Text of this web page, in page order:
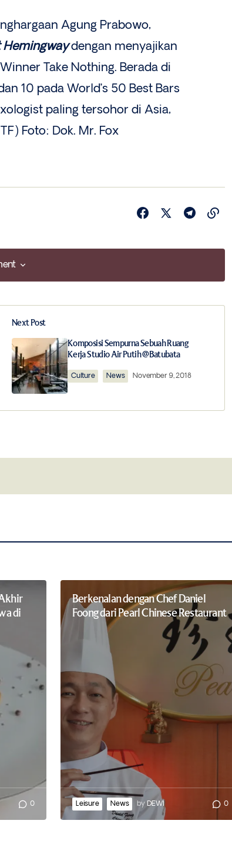
Agung Prabowo,
Hemingwaydengan menyajikan
Take Nothing. Berada di
10 pada World’s 50 Best Bars
paling tersohor di Asia,
Foto: Dok. Mr. Fox
are marked
Next Post
Komposisi Sempurna Sebuah Ruang
Kerja Studio Air Putih @Batubata
Culture News November 9, 2018
di
0
Berkenalan dengan Chef Daniel
Foong dari Pearl Chinese Restaurant
Leisure News by DEWI 0